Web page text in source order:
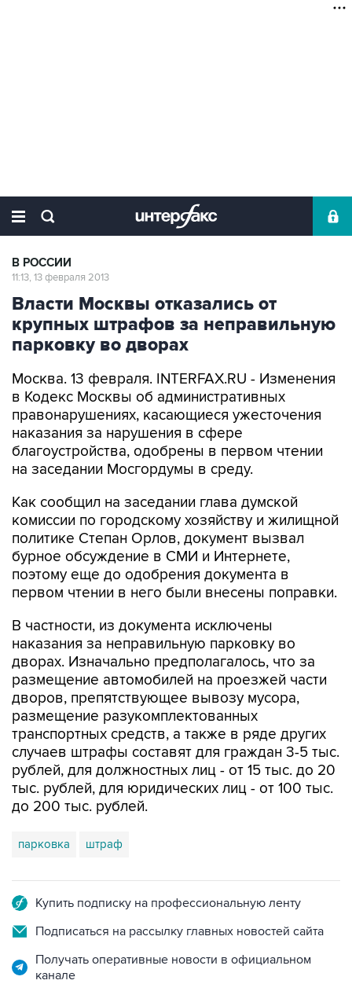
В РОССИИ
11:13, 13 февраля 2013
Власти Москвы отказались от
крупных штрафов за неправильную
парковку во дворах
Москва. 13 февраля. INTERFAX.RU - Изменения
в Кодекс Москвы об административных
правонарушениях, касающиеся ужесточения
наказания за нарушения в сфере
благоустройства, одобрены в первом чтении
на заседании Мосгордумы в среду.
Как сообщил на заседании глава думской
комиссии по городскому хозяйству и жилищной
политике Степан Орлов, документ вызвал
бурное обсуждение в СМИ и Интернете,
поэтому еще до одобрения документа в
первом чтении в него были внесены поправки.
В частности, из документа исключены
наказания за неправильную парковку во
дворах. Изначально предполагалось, что за
размещение автомобилей на проезжей части
дворов, препятствующее вывозу мусора,
размещение разукомплектованных
транспортных средств, а также в ряде других
случаев штрафы составят для граждан 3-5 тыс.
рублей, для должностных лиц - от 15 тыс. до 20
тыс. рублей, для юридических лиц - от 100 тыс.
до 200 тыс. рублей.
парковка штраф
Купить подписку на профессиональную ленту
Подписаться на рассылку главных новостей сайта
Получать оперативные новости в официальном
канале